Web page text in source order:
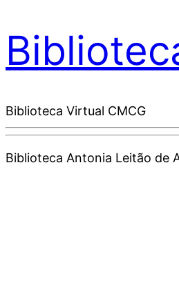
Biblioteca Virtual CMCG
Biblioteca Antonia Leitão de